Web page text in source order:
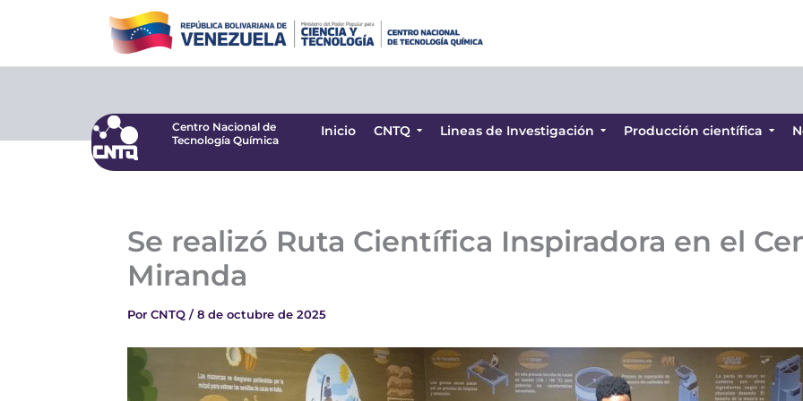
Tecnología Química
CNTQ
Centro Nacional de
Tecnología Química
Inicio CNTQ Lineas de Investigación Producción científica
Se realizó Ruta Científica Inspiradora en el
Miranda
Por CNTQ /8 de octubre de 2025